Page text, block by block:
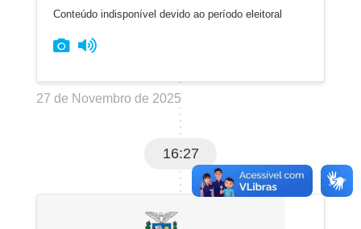
Conteúdo indisponível devido ao período eleitoral
27 de Novembro de 2025
16:27